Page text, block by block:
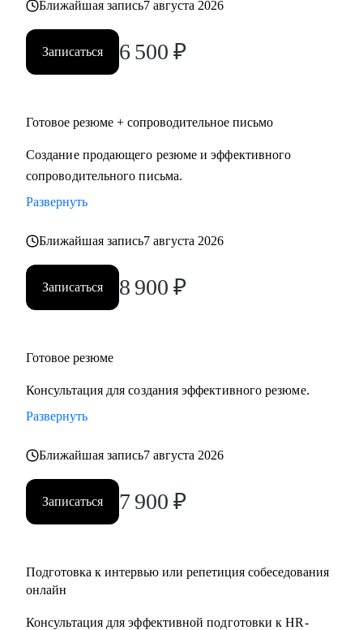
Ближайшая запись7 августа 2026
Записаться 6 500 ₽
Готовое резюме + сопроводительное письмо
Создание продающего резюме и эффективного
сопроводительного письма.
Развернуть
Ближайшая запись7 августа 2026
Записаться 8 900 ₽
Готовое резюме
Консультация для создания эффективного резюме.
Развернуть
Ближайшая запись7 августа 2026
Записаться 7 900 ₽
Подготовка к интервью или репетиция собеседования
онлайн
Консультация для эффективной подготовки к HR-